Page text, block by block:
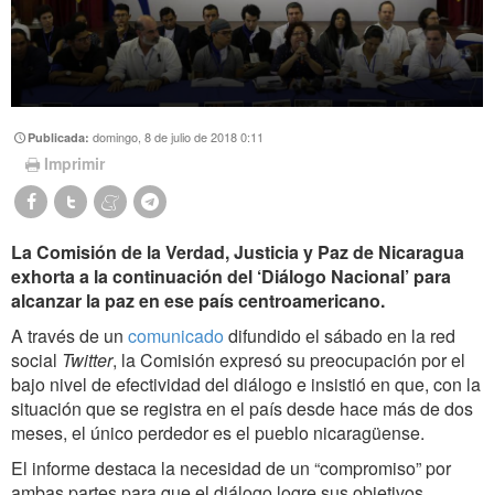
Publicada:domingo, 8 de julio de 2018 0:11
Imprimir
La Comisión de la Verdad, Justicia y Paz de Nicaragua
exhorta a la continuación del ‘Diálogo Nacional’ para
alcanzar la paz en ese país centroamericano.
A través de un comunicado difundido el sábado en la red
social Twitter, la Comisión expresó su preocupación por el
bajo nivel de efectividad del diálogo e insistió en que, con la
situación que se registra en el país desde hace más de dos
meses, el único perdedor es el pueblo nicaragüense.
El informe destaca la necesidad de un “compromiso” por